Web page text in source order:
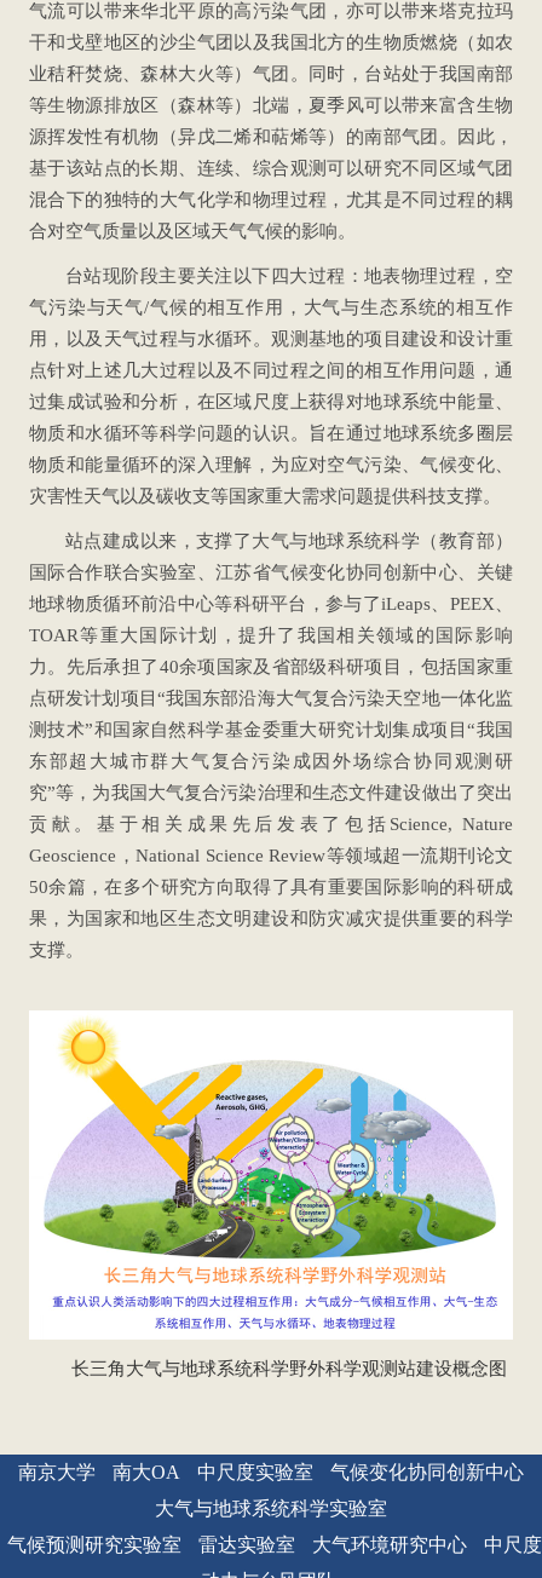
气流可以带来华北平原的高污染气团，亦可以带来塔克拉玛
干和戈壁地区的沙尘气团以及我国北方的生物质燃烧（如农
业秸秆焚烧、森林大火等）气团。同时，台站处于我国南部
等生物源排放区（森林等）北端，夏季风可以带来富含生物
源挥发性有机物（异戊二烯和萜烯等）的南部气团。因此，
基于该站点的长期、连续、综合观测可以研究不同区域气团
混合下的独特的大气化学和物理过程，尤其是不同过程的耦
合对空气质量以及区域天气气候的影响。
台站现阶段主要关注以下四大过程：地表物理过程，空
气污染与天气/气候的相互作用，大气与生态系统的相互作
用，以及天气过程与水循环。观测基地的项目建设和设计重
点针对上述几大过程以及不同过程之间的相互作用问题，通
过集成试验和分析，在区域尺度上获得对地球系统中能量、
物质和水循环等科学问题的认识。旨在通过地球系统多圈层
物质和能量循环的深入理解，为应对空气污染、气候变化、
灾害性天气以及碳收支等国家重大需求问题提供科技支撑。
站点建成以来，支撑了大气与地球系统科学（教育部）
国际合作联合实验室、江苏省气候变化协同创新中心、关键
地球物质循环前沿中心等科研平台，参与了iLeaps、PEEX、
TOAR等重大国际计划，提升了我国相关领域的国际影响
力。先后承担了40余项国家及省部级科研项目，包括国家重
点研发计划项目“我国东部沿海大气复合污染天空地一体化监
测技术”和国家自然科学基金委重大研究计划集成项目“我国
东部超大城市群大气复合污染成因外场综合协同观测研
究”等，为我国大气复合污染治理和生态文件建设做出了突出
贡献。基于相关成果先后发表了包括Science, Nature
Geoscience，National Science Review等领域超一流期刊论文
50余篇，在多个研究方向取得了具有重要国际影响的科研成
果，为国家和地区生态文明建设和防灾减灾提供重要的科学
支撑。
长三角大气与地球系统科学野外科学观测站建设概念图
南京大学 南大OA 中尺度实验室
气候变化协同创新中心
大气与地球系统科学实验室
气候预测研究实验室
雷达实验室 大气环境研究中心
中尺度